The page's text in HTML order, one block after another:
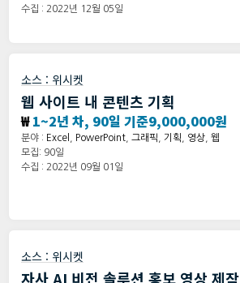
수집 : 2022년 12월 05일
소스 : 위시켓
웹 사이트 내 콘텐츠 기획
₩1~2년 차, 90일 기준9,000,000원
분야 : Excel PowerPoint 그래픽 기획 영상 웹
모집: 90일
수집 : 2022년 09월 01일
소스 : 위시켓
자사 AI 비전 솔루션 홍보 영상 제작